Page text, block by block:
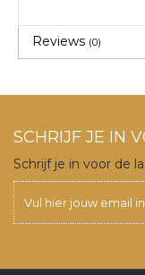
Reviews (0)
SCHRIJF JE IN
Schrijf je in voor de